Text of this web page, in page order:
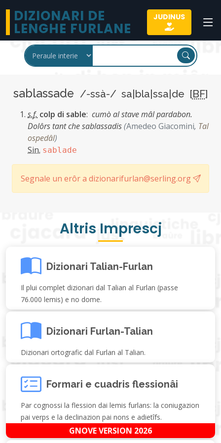
DIZIONARI DE
LENGHE FURLANE
JUDINUS
sablassade /-ssà-/ sa|bla|ssa|de [BF]
s.f. colp di sable: cumò al stave mâl pardabon.
Dolôrs tant che sablassadis(Amedeo Giacomini, Tal
ospedâl)
Sin. sablade
Segnale un erôr a dizionarifurlan@serling.org
Altris Imprescj
Dizionari Talian-Furlan
Il plui complet dizionari dal Talian al Furlan (passe
76.000 lemis) e no dome.
Dizionari Furlan-Talian
Dizionari ortografic dal Furlan al Talian.
Formari e cuadris flessionâi
Par cognossi la flession dai lemis furlans: la coniugazion
pai verps e la declinazion pai nons e adietîfs.
GNOVE VERSION 2026